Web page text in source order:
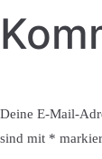
Deine E-Mail-
sind mit *